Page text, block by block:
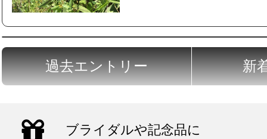
過去エントリー 新
ブライダルや記念品に